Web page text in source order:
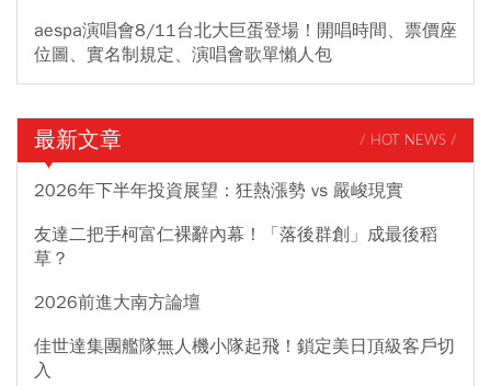
aespa演唱會8/11台北大巨蛋登場！開唱時間、票價座
位圖、實名制規定、演唱會歌單懶人包
最新文章 / HOT NEWS /
2026年下半年投資展望：狂熱漲勢 vs 嚴峻現實
友達二把手柯富仁裸辭內幕！「落後群創」成最後稻
草？
2026前進大南方論壇
佳世達集團艦隊無人機小隊起飛！鎖定美日頂級客戶切
入